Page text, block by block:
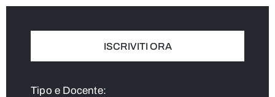
ISCRIVITI ORA
Tipo e Docente: